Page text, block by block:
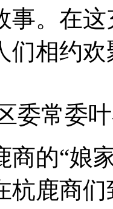
事。在
们相约
委常委
商的“娘
杭鹿商